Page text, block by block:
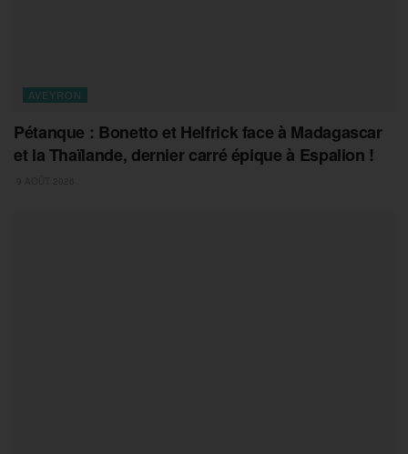
AVEYRON
Pétanque : Bonetto et Helfrick face à Madagascar
et la Thaïlande, dernier carré épique à Espalion !